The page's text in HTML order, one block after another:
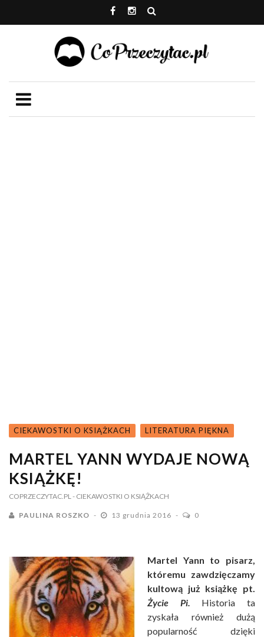
CIEKAWOSTKI O KSIĄŻKACH LITERATURA PIĘKNA
MARTEL YANN WYDAJE NOWĄ
KSIĄŻKĘ!
COPRZECZYTAC.PL - CIEKAWOSTKI O KSIĄŻKACH
PAULINA ROSZKO 13 grudnia 2016 0
Martel Yann to pisarz,
któremu zawdzięczamy
kultową już książkę pt.
Życie Pi. Historia ta
zyskała również dużą
popularność dzięki